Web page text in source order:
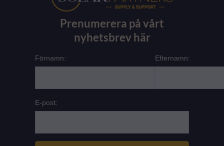
Prenumerera på vårt
nyhetsbrev här
Förnamn: Efternamn:
E-post: